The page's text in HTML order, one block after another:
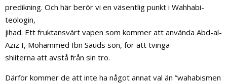
predikning. Och här berör vi en väsentlig punkt i Wahhabi-
teologin,
jihad. Ett fruktansvärt vapen som kommer att använda Abd-al-
Aziz I, Mohammed Ibn Sauds son, för att tvinga
shiiterna att avstå från sin tro.
Därför kommer de att inte ha något annat val än ”wahabismen